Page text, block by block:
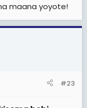
maana yoyote!
#23